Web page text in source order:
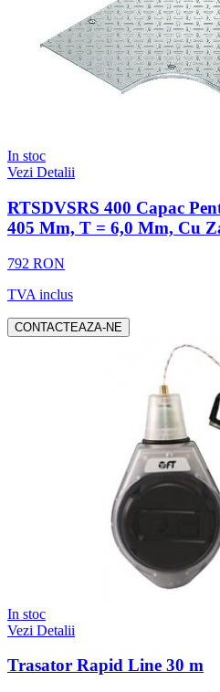
In stoc
Vezi Detalii
RTSDVSRS 400 Capac
405 Mm, T = 6,0 Mm, Cu
792 RON
TVA inclus
CONTACTEAZA-NE
In stoc
Vezi Detalii
Trasator Rapid Line 30 m